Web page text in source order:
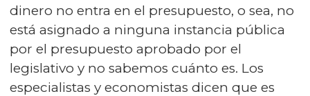
dinero no entra en el presupuesto, o sea, no
está asignado a ninguna instancia pública
por el presupuesto aprobado por el
legislativo y no sabemos cuánto es. Los
especialistas y economistas dicen que es